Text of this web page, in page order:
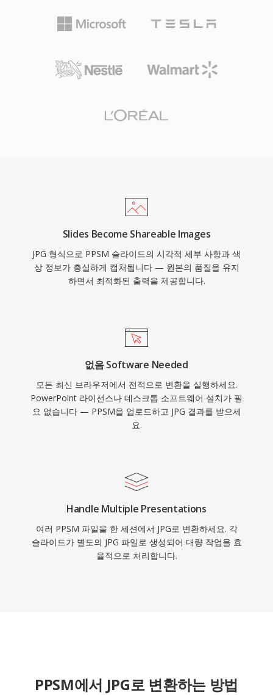
Slides Become Shareable Images
JPG 형식으로 PPSM 슬라이드의 시각적 세부 사항과 색
상 정보가 충실하게 캡처됩니다 — 원본의 품질을 유지
하면서 최적화된 출력을 제공합니다.
없음 Software Needed
모든 최신 브라우저에서 전적으로 변환을 실행하세요.
PowerPoint 라이선스나 데스크톱 소프트웨어 설치가 필
요 없습니다 — PPSM을 업로드하고 JPG 결과를 받으세
요.
Handle Multiple Presentations
여러 PPSM 파일을 한 세션에서 JPG로 변환하세요. 각
슬라이드가 별도의 JPG 파일로 생성되어 대량 작업을 효
율적으로 처리합니다.
PPSM에서 JPG로 변환하는 방법